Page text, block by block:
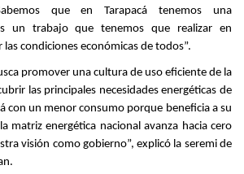
que en Tarapacá tenemos una
un trabajo que tenemos que realizar en
condiciones económicas de todos”.
promover una cultura de uso eficiente de la
las principales necesidades energéticas de
con un menor consumo porque beneficia a su
matriz energética nacional avanza hacia cero
visión como gobierno”, explicó la seremi de